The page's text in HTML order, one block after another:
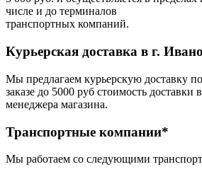
числе и до терминалов
транспортных компаний.
Курьерская доставка в г.
Мы предлагаем курьерскую доставку
заказе до 5000 руб стоимость
менеджера магазина.
Транспортные компании*
Мы работаем со следующими